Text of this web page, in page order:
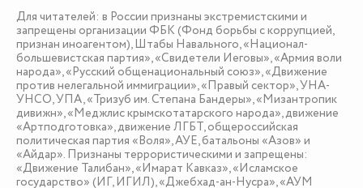
Для читателей: в России признаны экстремистскими и
запрещены организации ФБК (Фонд борьбы с коррупцией,
признан иноагентом), Штабы Навального, «Национал-
большевистская партия», «Свидетели Иеговы», «Армия воли
народа», «Русский общенациональный союз», «Движение
против нелегальной иммиграции», «Правый сектор», УНА-
УНСО, УПА, «Тризуб им. Степана Бандеры», «Мизантропик
дивижн», «Меджлис крымскотатарского народа», движение
«Артподготовка», движение ЛГБТ, общероссийская
политическая партия «Воля», АУЕ, батальоны «Азов» и
«Айдар». Признаны террористическими и запрещены:
«Движение Талибан», «Имарат Кавказ», «Исламское
государство» (ИГ, ИГИЛ), «Джебхад-ан-Нусра», «АУМ